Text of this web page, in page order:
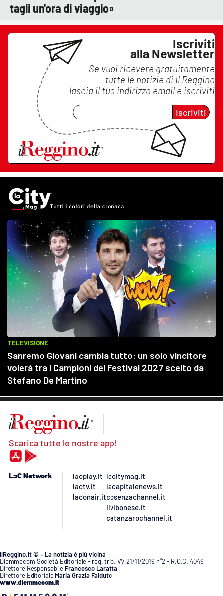
tagli un'ora di viaggio»
Iscriviti
alla Newsletter
Se vuoi ricevere gratuitamente
tutte le notizie di Il Reggino
lascia il tuo indirizzo email e iscriviti
Iscriviti
Scarica tutte le nostre app!
LaC Network
lacplay.it
lactv.it
laconair.it
lacitymag.it
lacapitalenews.it
cosenzachannel.it
ilvibonese.it
catanzarochannel.it
ilReggino.it © – La notizia è più vicina
Diemmecom Società Editoriale - reg. trib. VV 21/11/2019 n°2 - R.O.C. 4049
Direttore Responsabile Francesco Laratta
Direttore Editoriale Maria Grazia Falduto
www.diemmecom.it